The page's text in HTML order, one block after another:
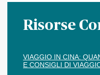
Risorse
VIAGGIO IN CINA:
E CONSIGLI DI